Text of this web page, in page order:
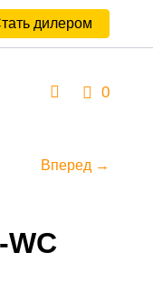
дилером
0
Вперед →